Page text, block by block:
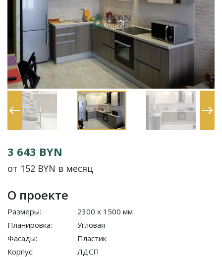
3 643 BYN
от 152 BYN в месяц
О проекте
Размеры:
Планировка:
Фасады:
Корпус:
2300 x 1500 мм
Угловая
Пластик
ЛДСП